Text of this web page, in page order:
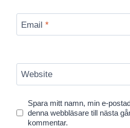
Email *
Website
Spara mitt namn, min e-
denna webbläsare till nästa
kommentar.